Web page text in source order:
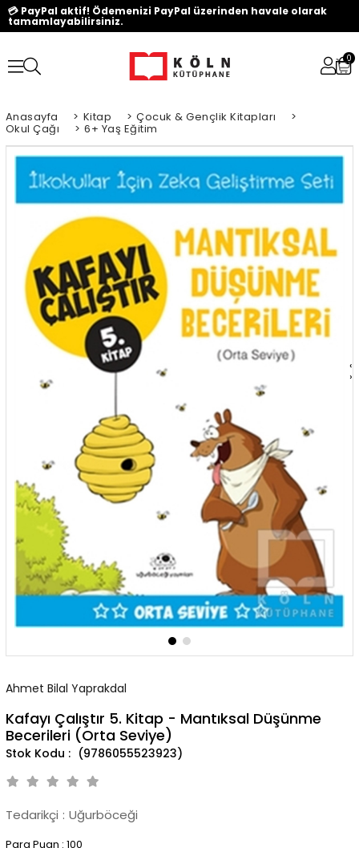
💳 PayPal aktif! Ödemenizi PayPal üzerinden havale olarak
tamamlayabilirsiniz.
0
Anasayfa > Kitap > Çocuk & Gençlik Kitapları >
Okul Çağı > 6+ Yaş Eğitim
‹
›
Ahmet Bilal Yaprakdal
Kafayı Çalıştır 5. Kitap - Mantıksal Düşünme
Becerileri (Orta Seviye)
(9786055523923)
Tedarikçi : Uğurböceği
Para Puan : 100